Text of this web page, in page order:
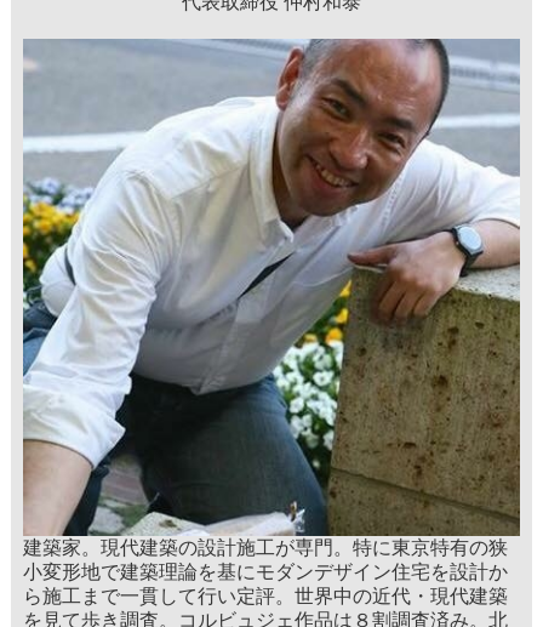
建築家。現代建築の設計施工が専門。特に東京特有の狭
小変形地で建築理論を基にモダンデザイン住宅を設計か
ら施工まで一貫して行い定評。世界中の近代・現代建築
を見て歩き調査。コルビュジェ作品は８割調査済み。北